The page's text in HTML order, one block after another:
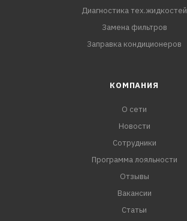
Диагностика тех.жидкостей
Замена фильтров
Заправка кондиционеров
КОМПАНИЯ
О сети
Новости
Сотрудники
Программа лояльности
Отзывы
Вакансии
Статьи